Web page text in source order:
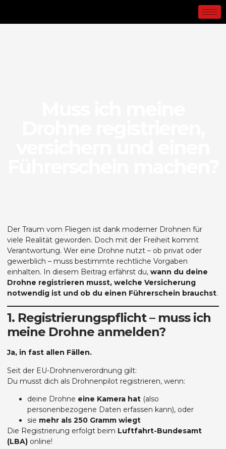
Der Traum vom Fliegen ist dank moderner Drohnen für
viele Realität geworden. Doch mit der Freiheit kommt
Verantwortung. Wer eine Drohne nutzt – ob privat oder
gewerblich – muss bestimmte rechtliche Vorgaben
einhalten. In diesem Beitrag erfährst du, wann du deine
Drohne registrieren musst, welche Versicherung
notwendig ist und ob du einen Führerschein brauchst.
1. Registrierungspflicht – muss ich
meine Drohne anmelden?
Ja, in fast allen Fällen.
Seit der EU-Drohnenverordnung gilt:
Du musst dich als Drohnenpilot registrieren, wenn:
deine Drohne eine Kamera hat (also
personenbezogene Daten erfassen kann), oder
sie mehr als 250 Gramm wiegt
Die Registrierung erfolgt beim Luftfahrt-Bundesamt
(LBA) online!